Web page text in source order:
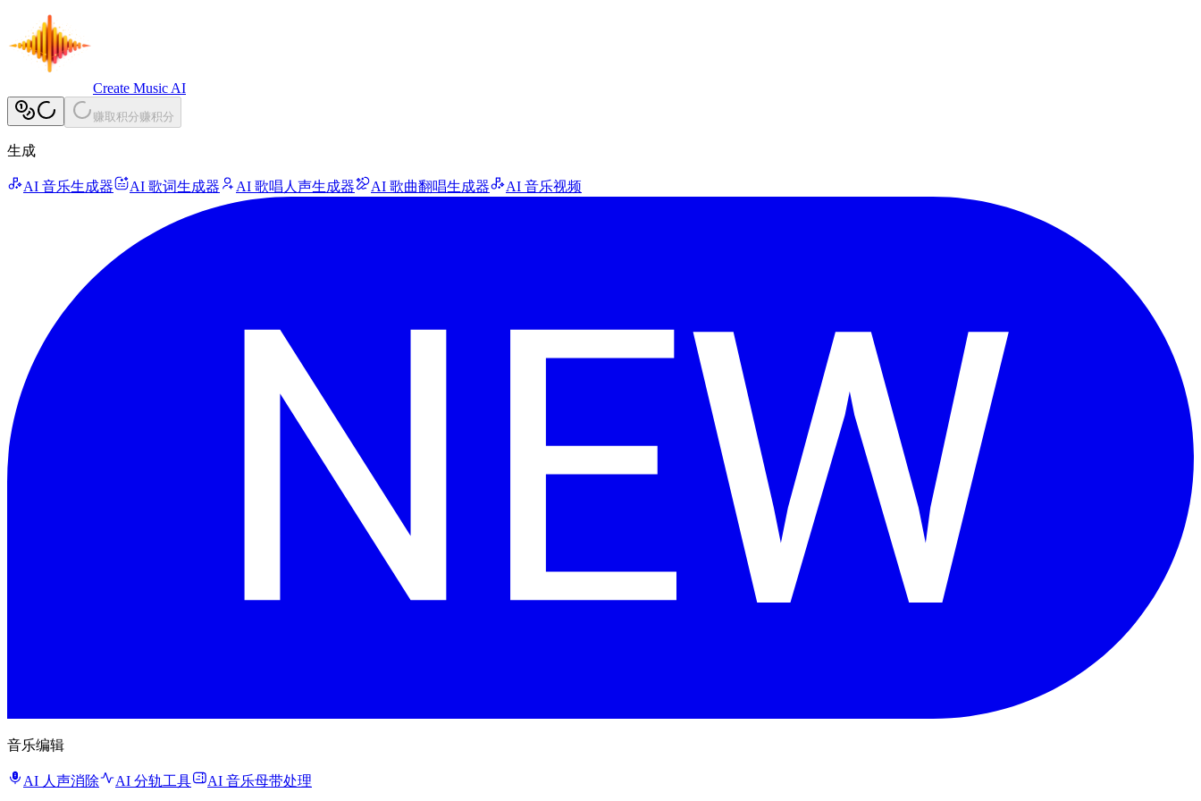
Create Music AI
赚取积分赚积分
生成
AI 音乐生成器 AI 歌词生成器 AI 歌唱人声生成器 AI 歌曲翻唱生成器 AI 音乐视频
音乐编辑
AI 人声消除 AI 分轨工具 AI 音乐母带处理